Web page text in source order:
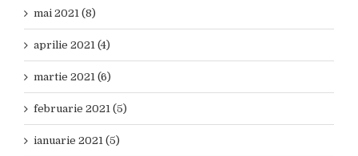
mai 2021 (8)
aprilie 2021 (4)
martie 2021 (6)
februarie 2021 (5)
ianuarie 2021 (5)